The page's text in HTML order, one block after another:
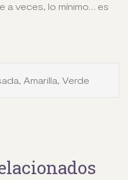
a veces, lo mínimo… es
Amarilla, Verde